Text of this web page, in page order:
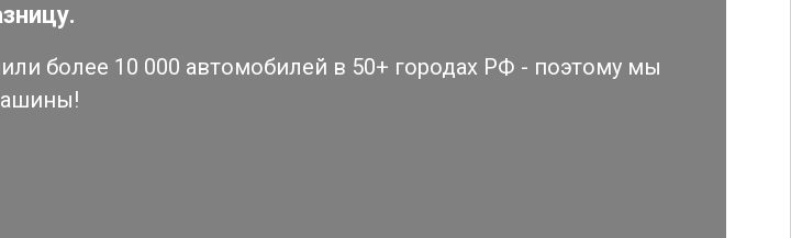
более 10 000 автомобилей в 50+ городах РФ - поэтому мы